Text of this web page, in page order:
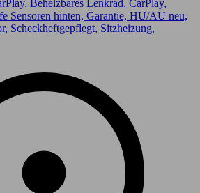
Beheizbares Lenkrad, CarPlay,
Sensoren hinten, Garantie, HU/AU neu,
Scheckheftgepflegt, Sitzheizung,